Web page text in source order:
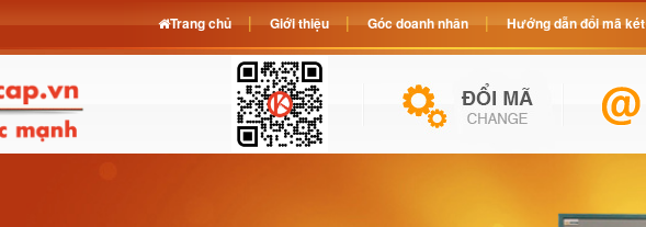
Trang chủ Giới thiệu Góc doanh nhân Hướng dẫn đổi mã két